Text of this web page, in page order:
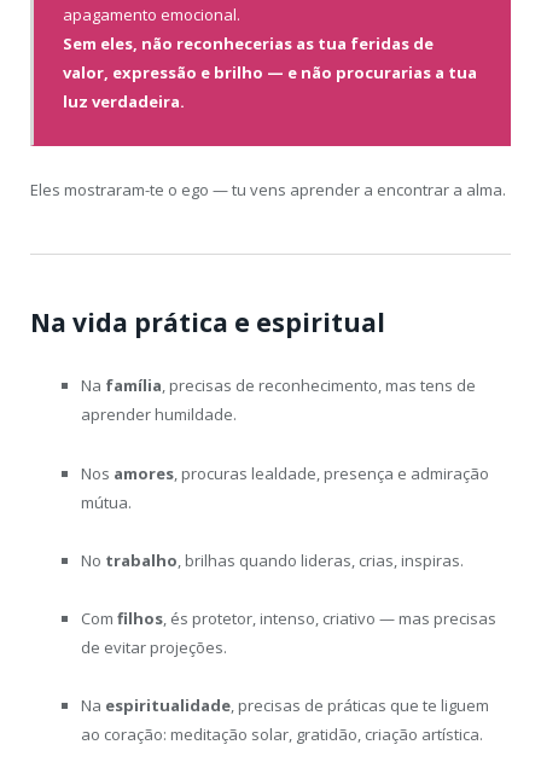
apagamento emocional.
Sem eles, não reconhecerias as tua feridas de
valor, expressão e brilho — e não procurarias a tua
luz verdadeira.
Eles mostraram-te o ego — tu vens aprender a encontrar a alma.
Na vida prática e espiritual
Na família, precisas de reconhecimento, mas tens de
aprender humildade.
Nos amores, procuras lealdade, presença e admiração
mútua.
No trabalho, brilhas quando lideras, crias, inspiras.
Com filhos, és protetor, intenso, criativo — mas precisas
de evitar projeções.
Na espiritualidade, precisas de práticas que te liguem
ao coração: meditação solar, gratidão, criação artística.